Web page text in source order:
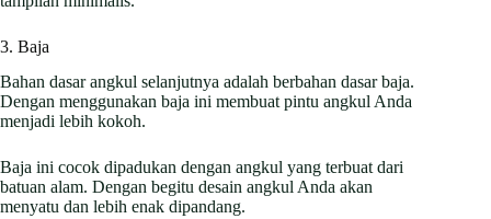
3. Baja
Bahan dasar angkul selanjutnya adalah berbahan dasar baja.
Dengan menggunakan baja ini membuat pintu angkul Anda
menjadi lebih kokoh.
Baja ini cocok dipadukan dengan angkul yang terbuat dari
batuan alam. Dengan begitu desain angkul Anda akan
menyatu dan lebih enak dipandang.